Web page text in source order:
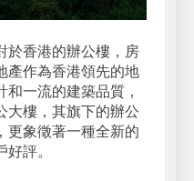
於香港的辦公樓，房
產作為香港領先的地
一流的建築品質，
大樓，其旗下的辦公
更象徵著一種全新的
評。